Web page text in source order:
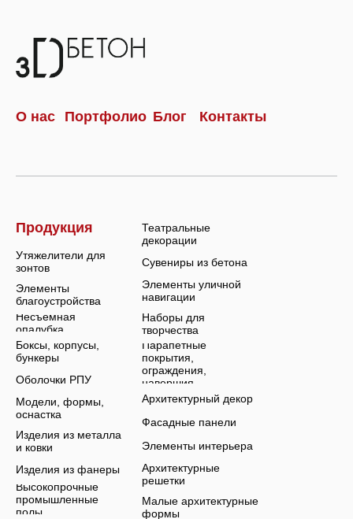
Контакты
Блог
Портфолио
О нас
Малые архитектурные
формы
Архитектурные
решетки
Элементы интерьера
Фасадные панели
Архитектурный декор
Парапетные
покрытия,
ограждения,
навершия
Наборы для
творчества
Элементы уличной
навигации
Сувениры из бетона
Театральные
декорации
Высокопрочные
промышленные
полы
Изделия из фанеры
Изделия из металла
и ковки
Модели, формы,
оснастка
Оболочки РПУ
Боксы, корпусы,
бункеры
Несъемная
опалубка
Элементы
благоустройства
Утяжелители для
зонтов
Продукция